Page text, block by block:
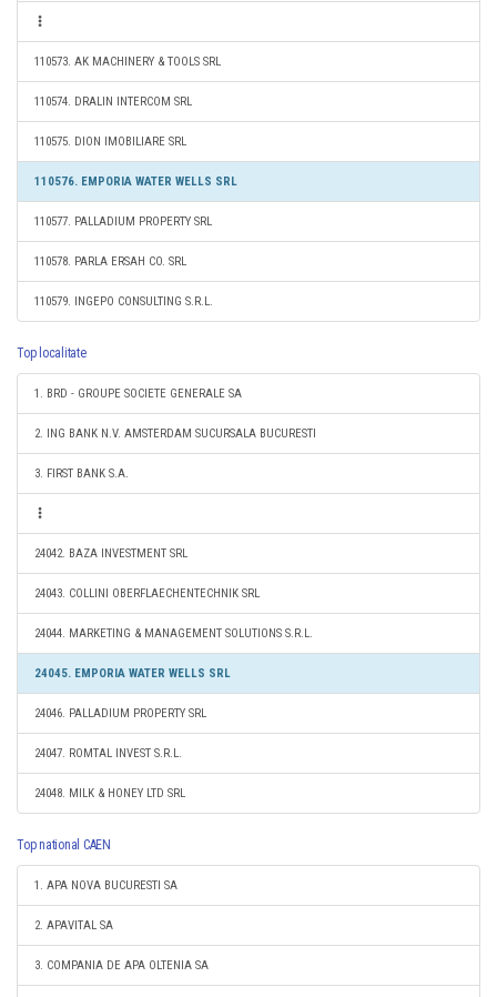
110573. AK MACHINERY & TOOLS SRL
110574. DRALIN INTERCOM SRL
110575. DION IMOBILIARE SRL
110576. EMPORIA WATER WELLS SRL
110577. PALLADIUM PROPERTY SRL
110578. PARLA ERSAH CO. SRL
110579. INGEPO CONSULTING S.R.L.
Top localitate
1. BRD - GROUPE SOCIETE GENERALE SA
2. ING BANK N.V. AMSTERDAM SUCURSALA BUCURESTI
3. FIRST BANK S.A.
24042. BAZA INVESTMENT SRL
24043. COLLINI OBERFLAECHENTECHNIK SRL
24044. MARKETING & MANAGEMENT SOLUTIONS S.R.L.
24045. EMPORIA WATER WELLS SRL
24046. PALLADIUM PROPERTY SRL
24047. ROMTAL INVEST S.R.L.
24048. MILK & HONEY LTD SRL
Top national CAEN
1. APA NOVA BUCURESTI SA
2. APAVITAL SA
3. COMPANIA DE APA OLTENIA SA